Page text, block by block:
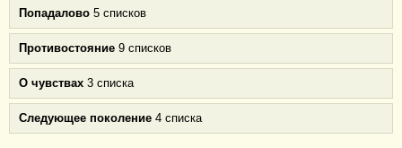
Попадалово 5 списков
Противостояние 9 списков
О чувствах 3 списка
Следующее поколение 4 списка